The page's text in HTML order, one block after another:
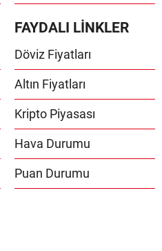
FAYDALI LİNKLER
Döviz Fiyatları
Altın Fiyatları
Kripto Piyasası
Hava Durumu
Puan Durumu